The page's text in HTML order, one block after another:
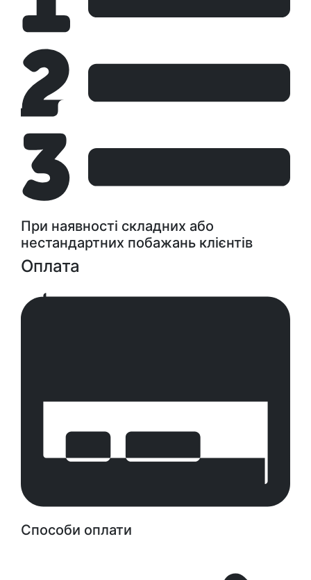
При наявності складних або
нестандартних побажань клієнтів
Оплата
Способи оплати